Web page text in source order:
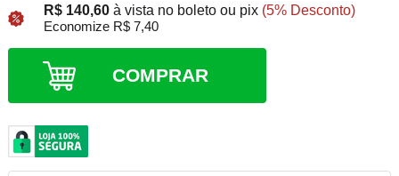
R$ 140,60 à vista no boleto ou pix (5% Desconto)
Economize R$ 7,40
COMPRAR